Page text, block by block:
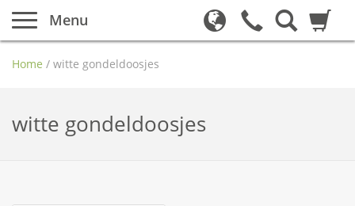
Menu
Home / witte gondeldoosjes
witte gondeldoosjes